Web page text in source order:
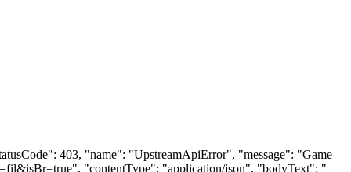
403, "name": "UpstreamApiError", "message": "Game
"contentType": "application/json", "bodyText": "